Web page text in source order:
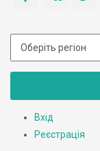
Вхід
Реєстрація